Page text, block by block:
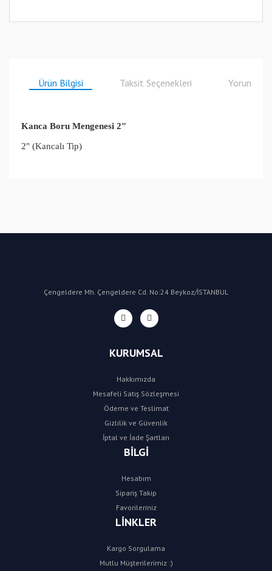
Ürün Bilgisi Taksit Seçenekleri Yorumlar
Kanca Boru Mengenesi 2"
2" (Kancalı Tip)
Çengeldere Mh. Çengeldere Cd. No:24 Beykoz/İSTANBUL
KURUMSAL
Hakkımızda
Mesafeli Satış Sözleşmesi
Ödeme ve Teslimat
Gizlilik ve Güvenlik
İptal ve İade Şartları
BİLGİ
Hesabım
Sipariş Takip
Favorileriniz
LİNKLER
Kargo Sorgulama
Mutlu Müşterilerimiz :)